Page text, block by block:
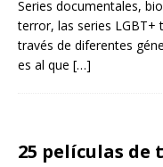
Series documentales,
terror, las series LGBT+
través de diferentes
es al que […]
25 películas de